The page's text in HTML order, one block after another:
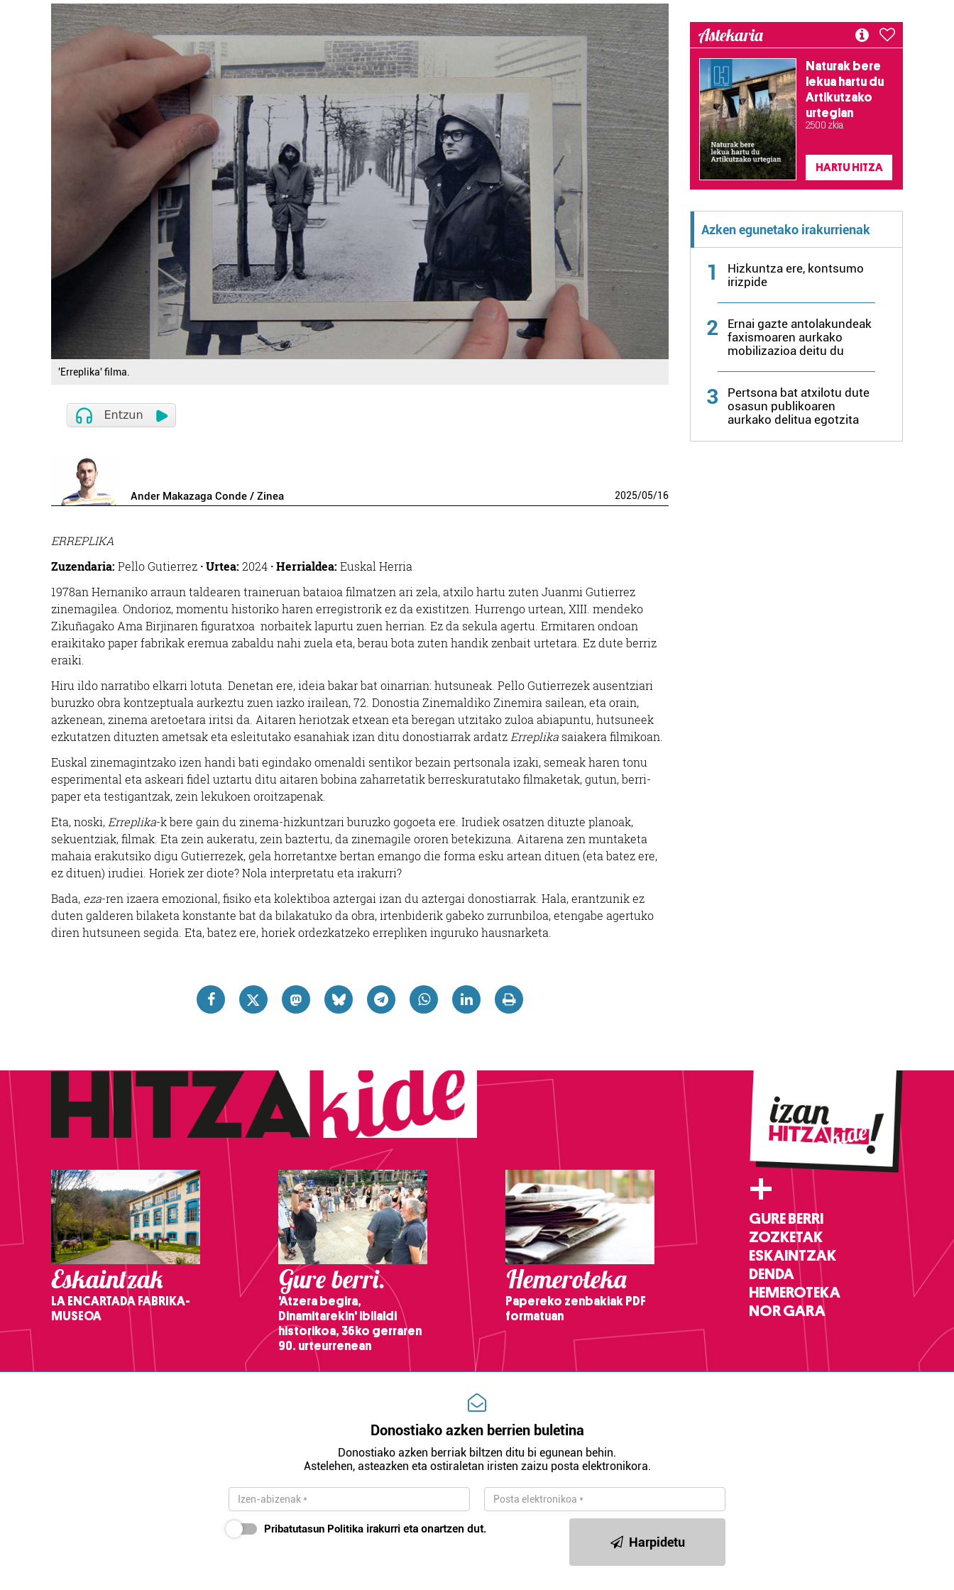
'Erreplika' filma.
Ander Makazaga Conde / Zinea 2025/05/16
ERREPLIKA
Zuzendaria: Pello Gutierrez ·Urtea: 2024 · Herrialdea: Euskal Herria
1978an Hernaniko arraun taldearen traineruan bataioa filmatzen ari zela, atxilo hartu zuten Juanmi Gutierrez
zinemagilea. Ondorioz, momentu historiko haren erregistrorik ez da existitzen. Hurrengo urtean, XIII. mendeko
Zikuñagako Ama Birjinaren figuratxoa norbaitek lapurtu zuen herrian. Ez da sekula agertu. Ermitaren ondoan
eraikitako paper fabrikak eremua zabaldu nahi zuela eta, berau bota zuten handik zenbait urtetara. Ez dute berriz
eraiki.
Hiru ildo narratibo elkarri lotuta. Denetan ere, ideia bakar bat oinarrian: hutsuneak. Pello Gutierrezek ausentziari
buruzko obra kontzeptuala aurkeztu zuen iazko irailean, 72. Donostia Zinemaldiko Zinemira sailean, eta orain,
azkenean, zinema aretoetara iritsi da. Aitaren heriotzak etxean eta beregan utzitako zuloa abiapuntu, hutsuneek
ezkutatzen dituzten ametsak eta esleitutako esanahiak izan ditu donostiarrak ardatzErreplika saiakera filmikoan.
Euskal zinemagintzako izen handi bati egindako omenaldi sentikor bezain pertsonala izaki, semeak haren tonu
esperimental eta askeari fidel uztartu ditu aitaren bobina zaharretatik berreskuratutako filmaketak, gutun, berri-
paper eta testigantzak, zein lekukoen oroitzapenak.
Eta, noski,Erreplika-k bere gain du zinema-hizkuntzari buruzko gogoeta ere. Irudiek osatzen dituzte planoak,
sekuentziak, filmak. Eta zein aukeratu, zein baztertu, da zinemagile ororen betekizuna. Aitarena zen muntaketa
mahaia erakutsiko digu Gutierrezek, gela horretantxe bertan emango die forma esku artean dituen (eta batez ere,
ez dituen) irudiei. Horiek zer diote? Nola interpretatu eta irakurri?
Bada, eza-ren izaera emozional, fisiko eta kolektiboa aztergai izan du aztergai donostiarrak. Hala, erantzunik ez
duten galderen bilaketa konstante bat da bilakatuko da obra, irtenbiderik gabeko zurrunbiloa, etengabe agertuko
diren hutsuneen segida. Eta, batez ere, horiek ordezkatzeko errepliken inguruko hausnarketa.
Astekaria
Naturak bere
lekua hartu du
Artikutzako
urtegian
2.500 zkia.
HARTU HITZA
Azken egunetako irakurrienak
1
Hizkuntza ere, kontsumo
irizpide
2
Ernai gazte antolakundeak
faxismoaren aurkako
mobilizazioa deitu du
3
Pertsona bat atxilotu dute
osasun publikoaren
aurkako delitua egotzita
Eskaintzak
LA ENCARTADA FABRIKA-
MUSEOA
Gure berri.
'Atzera begira,
Dinamitarekin' ibilaldi
historikoa, 36ko gerraren
90. urteurrenean
Hemeroteka
Papereko zenbakiak PDF
formatuan
+
GURE BERRI
ZOZKETAK
ESKAINTZAK
DENDA
HEMEROTEKA
NOR GARA
Donostiako azken berrien buletina
Donostiako azken berriak biltzen ditu bi egunean behin.
Astelehen, asteazken eta ostiraletan iristen zaizu posta elektronikora.
Pribatutasun Politika irakurri eta onartzen dut.
Harpidetu